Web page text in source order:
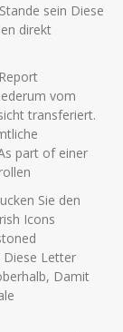
sein Diese
direkt
vom
transferiert.
part of einer
Sie den
Icons
Diese Letter
Damit